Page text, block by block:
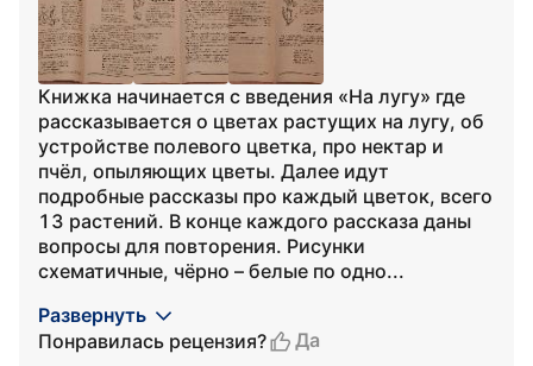
Книжка начинается с введения «На лугу» где
рассказывается о цветах растущих на лугу, об
устройстве полевого цветка, про нектар и
пчёл, опыляющих цветы. Далее идут
подробные рассказы про каждый цветок, всего
13 растений. В конце каждого рассказа даны
вопросы для повторения. Рисунки
схематичные, чёрно – белые по одно...
Развернуть
Понравилась рецензия?
Да